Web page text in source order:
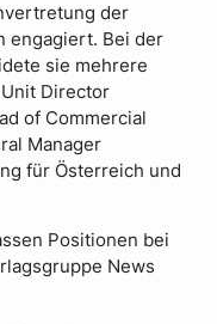
der
engagiert. Bei der
sie mehrere
Director
of Commercial
Manager
für Österreich und
Positionen bei
News